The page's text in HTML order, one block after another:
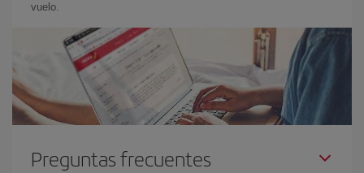
vuelo.
Preguntas frecuentes